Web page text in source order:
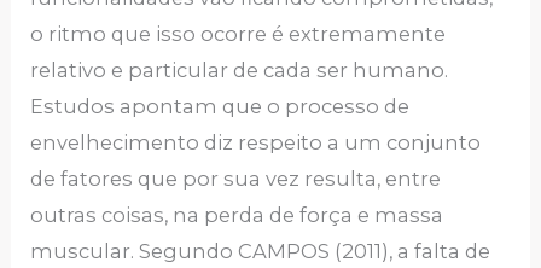
o ritmo que isso ocorre é extremamente
relativo e particular de cada ser humano.
Estudos apontam que o processo de
envelhecimento diz respeito a um conjunto
de fatores que por sua vez resulta, entre
outras coisas, na perda de força e massa
muscular. Segundo CAMPOS (2011), a falta de